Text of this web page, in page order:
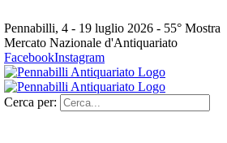
Pennabilli, 4 - 19 luglio 2026 - 55° Mostra
Mercato Nazionale d'Antiquariato
FacebookInstagram
Cerca per: